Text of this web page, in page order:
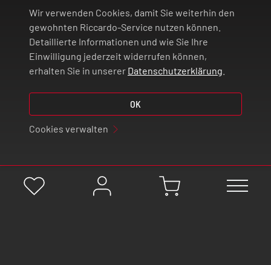
Wir verwenden Cookies, damit Sie weiterhin den
gewohnten Riccardo-Service nutzen können.
Detaillierte Informationen und wie Sie Ihre
Einwilligung jederzeit widerrufen können,
erhalten Sie in unserer Datenschutzerklärung
OK
Cookies verwalten
ZAHLUNG UND VERSAND
VERTRAG WIDERRUFEN
© 2026 | Riccardo Onlinestore GmbH